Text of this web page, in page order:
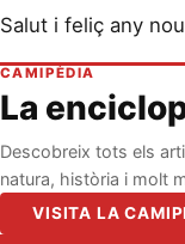
Salut i feliç any
CAMIPÈDIA
La
Descobreix tots els
natura, història i molt
VISITA LA